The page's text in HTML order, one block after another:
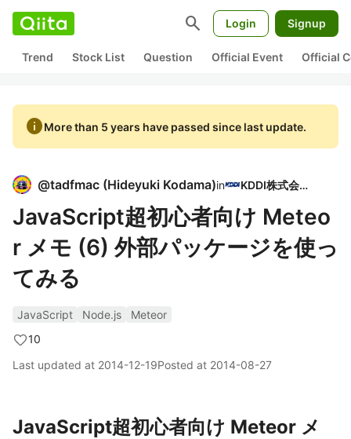
search Login Signup
Trend Stock List Question Official Event Official
infoMore than 5 years have passed since last update.
@tadfmac (Hideyuki Kodama)in KDDI株式会社
JavaScript超初心者向け Meteo
r メモ (6) 外部パッケージを使っ
てみる
JavaScript Node.js
Meteor
10
Last updated at 2014-12-19Posted at 2014-08-27
JavaScript超初心者向け Meteor メ